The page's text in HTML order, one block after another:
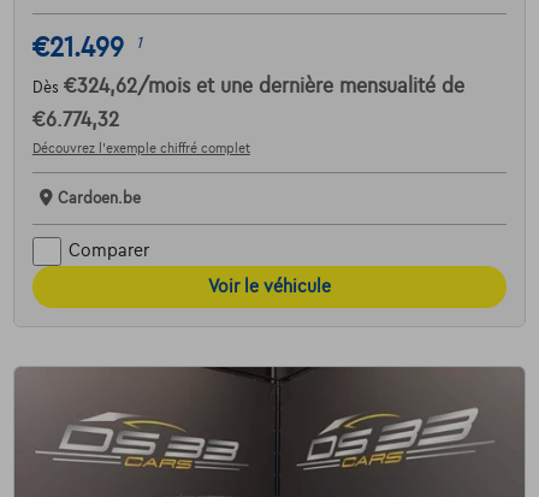
€21.499 1
Dès €324,62/mois et une dernière mensualité de
€6.774,32
Découvrez l’exemple chiffré complet
Cardoen.be
Comparer
Voir le véhicule